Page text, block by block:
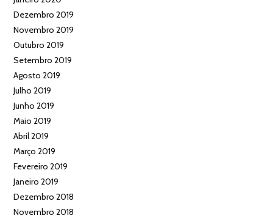
Dezembro 2019
Novembro 2019
Outubro 2019
Setembro 2019
Agosto 2019
Julho 2019
Junho 2019
Maio 2019
Abril 2019
Março 2019
Fevereiro 2019
Janeiro 2019
Dezembro 2018
Novembro 2018